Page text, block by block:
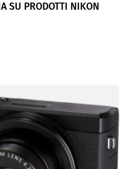
SU PRODOTTI NIKON